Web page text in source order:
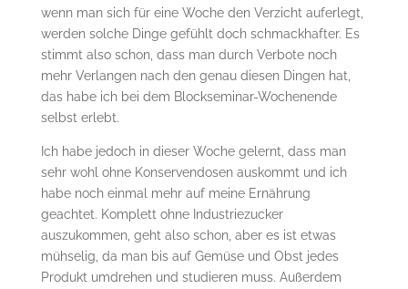
wenn man sich für eine Woche den Verzicht auferlegt,
werden solche Dinge gefühlt doch schmackhafter. Es
stimmt also schon, dass man durch Verbote noch
mehr Verlangen nach den genau diesen Dingen hat,
das habe ich bei dem Blockseminar-Wochenende
selbst erlebt.
Ich habe jedoch in dieser Woche gelernt, dass man
sehr wohl ohne Konservendosen auskommt und ich
habe noch einmal mehr auf meine Ernährung
geachtet. Komplett ohne Industriezucker
auszukommen, geht also schon, aber es ist etwas
mühselig, da man bis auf Gemüse und Obst jedes
Produkt umdrehen und studieren muss. Außerdem